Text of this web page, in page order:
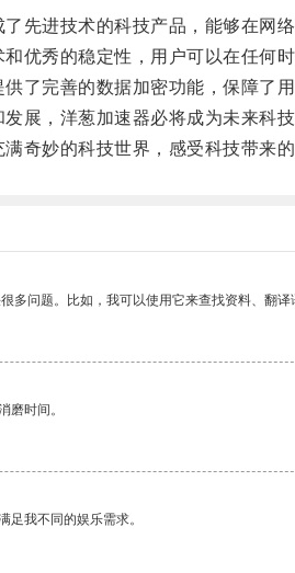
进技术的科技产品，能够在网络
秀的稳定性，用户可以在任何时
完善的数据加密功能，保障了用
，洋葱加速器必将成为未来科技
妙的科技世界，感受科技带来的
多问题。比如，我可以使用它来查找资料、翻译
磨时间。
足我不同的娱乐需求。